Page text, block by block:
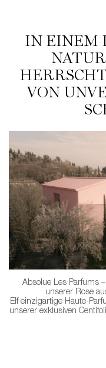
IN EINEM
VON
Absolue Les Parfums
unserer Rose
Elf einzigartige Haute-
unserer exklusiven